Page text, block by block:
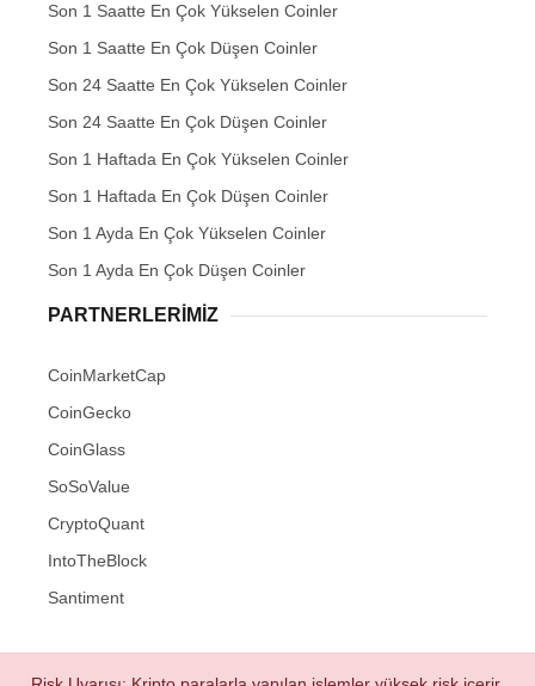
Son 1 Saatte En Çok Yükselen Coinler
Son 1 Saatte En Çok Düşen Coinler
Son 24 Saatte En Çok Yükselen Coinler
Son 24 Saatte En Çok Düşen Coinler
Son 1 Haftada En Çok Yükselen Coinler
Son 1 Haftada En Çok Düşen Coinler
Son 1 Ayda En Çok Yükselen Coinler
Son 1 Ayda En Çok Düşen Coinler
PARTNERLERIMIZ
CoinMarketCap
CoinGecko
CoinGlass
SoSoValue
CryptoQuant
IntoTheBlock
Santiment